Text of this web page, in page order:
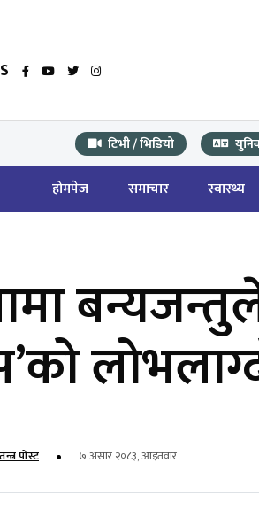
टिभी / भिडियो
होमपेज समाचार स्वास्थ्य
पोस्ट ७ असार २०८३, आइतवार